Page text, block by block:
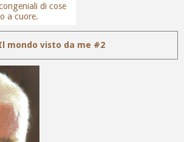
di cose
a cuore.
mondo visto da me #2